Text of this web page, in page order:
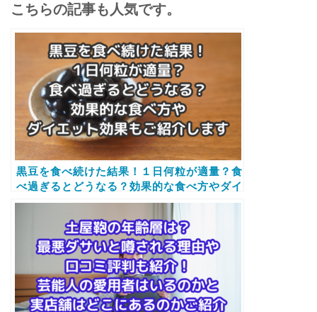
こちらの記事も人気です。
黒豆を食べ続けた結果！１日何粒が適量？食
べ過ぎるとどうなる？効果的な食べ方やダイ
エット効果もご紹介します